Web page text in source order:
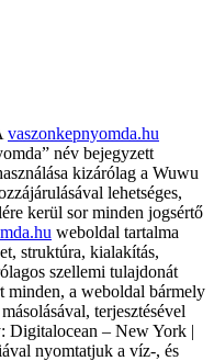
vaszonkepnyomda.hu
név bejegyzett
kizárólag a Wuwu
lehetséges,
kerül sor minden jogsértő
weboldal tartalma
struktúra, kialakítás,
szellemi tulajdonát
a weboldal bármely
terjesztésével
Digitalocean – New York |
nyomtatjuk a víz-, és